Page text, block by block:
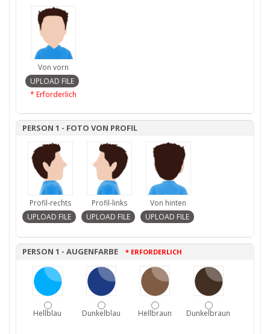
Von vorn
* Erforderlich
PERSON 1 - FOTO VON PROFIL
Profil-rechts Profil-links Von hinten
PERSON 1 - AUGENFARBE * ERFORDERLICH
Hellblau Dunkelblau Hellbraun Dunkelbraun